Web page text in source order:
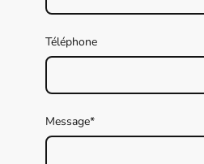
Téléphone
Message*